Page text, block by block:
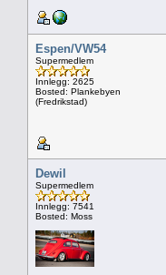
Espen/VW54
Supermedlem
Innlegg: 2625
Bosted: Plankebyen
(Fredrikstad)
Dewil
Supermedlem
Innlegg: 7541
Bosted: Moss